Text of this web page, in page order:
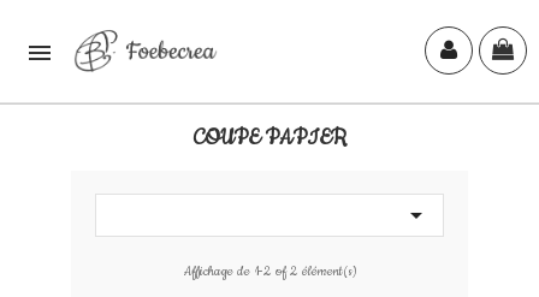

COUPE PAPIER

Affichage de 1-2 of 2 élément(s)